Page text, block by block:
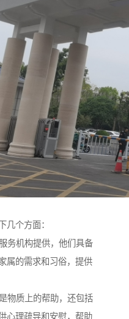
几个方面：
务机构提供，他们具备
属的需求和习俗，提供
物质上的帮助，还包括
心理疏导和安慰，帮助